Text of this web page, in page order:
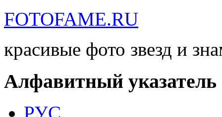
FOTOFAME.RU
красивые фото звезд и
Алфавитный указатель